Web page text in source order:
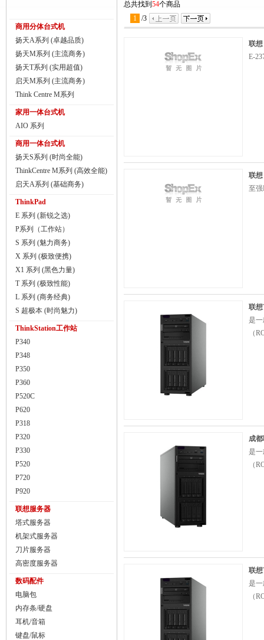
商用分体台式机
扬天A系列 (卓越品质)
扬天M系列 (主流商务)
扬天T系列 (实用超值)
启天M系列 (主流商务)
Think Centre M系列
家用一体台式机
AIO 系列
商用一体台式机
扬天S系列 (时尚全能)
ThinkCentre M系列 (高效全能)
启天A系列 (基础商务)
ThinkPad
E 系列 (新锐之选)
P系列（工作站）
S 系列 (魅力商务)
X 系列 (极致便携)
X1 系列 (黑色力量)
T 系列 (极致性能)
L 系列 (商务经典)
S 超极本 (时尚魅力)
ThinkStation工作站
P340
P348
P350
P360
P520C
P620
P318
P320
P330
P520
P720
P920
联想服务器
塔式服务器
机架式服务器
刀片服务器
高密度服务器
数码配件
电脑包
内存条/硬盘
耳机/音箱
键盘/鼠标
总共找到 54个商品
1 /3
联
E-
联
至强
联想
是
（
成
是
（
联
是
（